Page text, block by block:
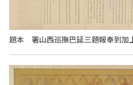
題本 署山西巡撫巴延三題報奉到加